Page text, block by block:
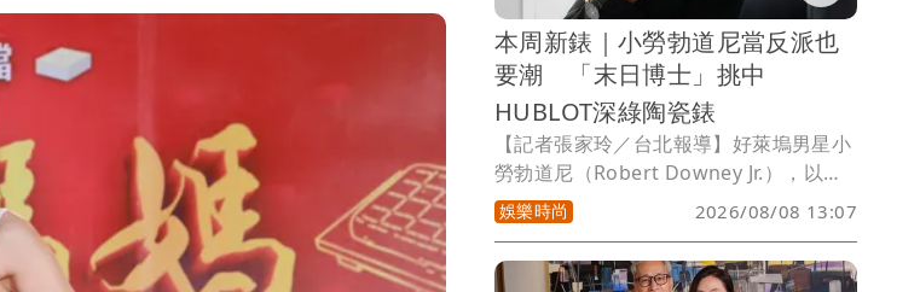
本周新錶｜小勞勃道尼當反派也
要潮 「末日博士」挑中
HUBLOT深綠陶瓷錶
【記者張家玲／台北報導】好萊塢男星小
勞勃道尼（Robert Downey Jr.），以
「鋼鐵人」一角紅遍全球，近期他宣告重
回漫威電影宇宙，在《復仇者聯盟：末日
崛起》中飾演大反派「末日博士」，該新
娛樂時尚 2026/08/08 13:07